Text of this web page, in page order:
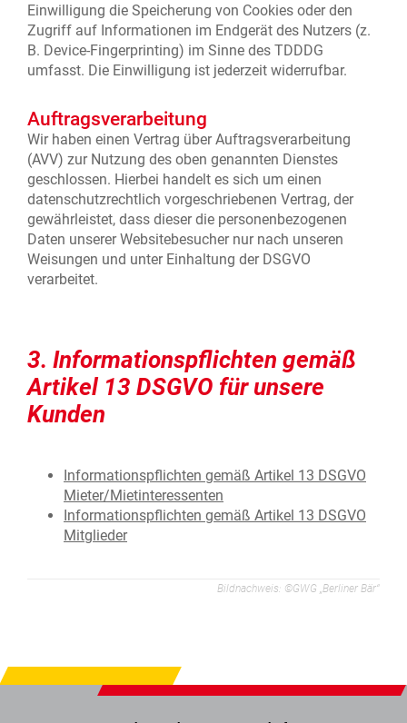
Einwilligung die Speicherung von Cookies oder den
Zugriff auf Informationen im Endgerät des Nutzers (z.
B. Device-Fingerprinting) im Sinne des TDDDG
umfasst. Die Einwilligung ist jederzeit widerrufbar.
Auftragsverarbeitung
Wir haben einen Vertrag über Auftragsverarbeitung
(AVV) zur Nutzung des oben genannten Dienstes
geschlossen. Hierbei handelt es sich um einen
datenschutzrechtlich vorgeschriebenen Vertrag, der
gewährleistet, dass dieser die personenbezogenen
Daten unserer Websitebesucher nur nach unseren
Weisungen und unter Einhaltung der DSGVO
verarbeitet.
3. Informationspflichten gemäß
Artikel 13 DSGVO für unsere
Kunden
Informationspflichten gemäß Artikel 13 DSGVO
Mieter/Mietinteressenten
Informationspflichten gemäß Artikel 13 DSGVO
Mitglieder
Bildnachweis: ©GWG „Berliner Bär“